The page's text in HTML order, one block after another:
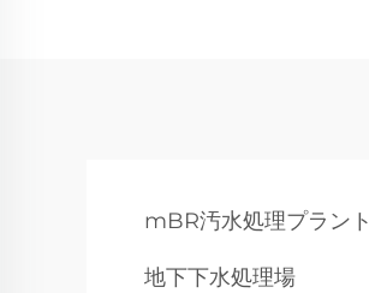
mBR汚水処理プラント
地下下水処理場